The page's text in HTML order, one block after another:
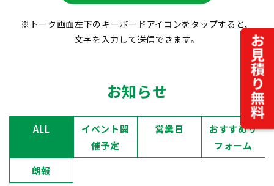
※トーク画面左下のキーボードアイコンをタップすると、
文字を入力して送信できます。
お知らせ
ALL
イベント開
催予定
営業日
おすすめリ
フォーム
朗報